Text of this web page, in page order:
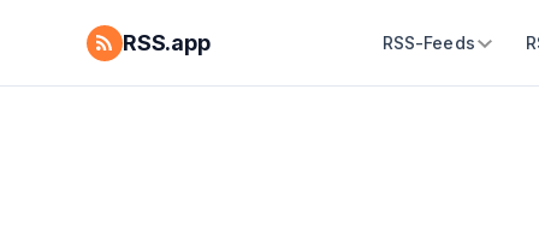
RSS.app RSS-Feeds